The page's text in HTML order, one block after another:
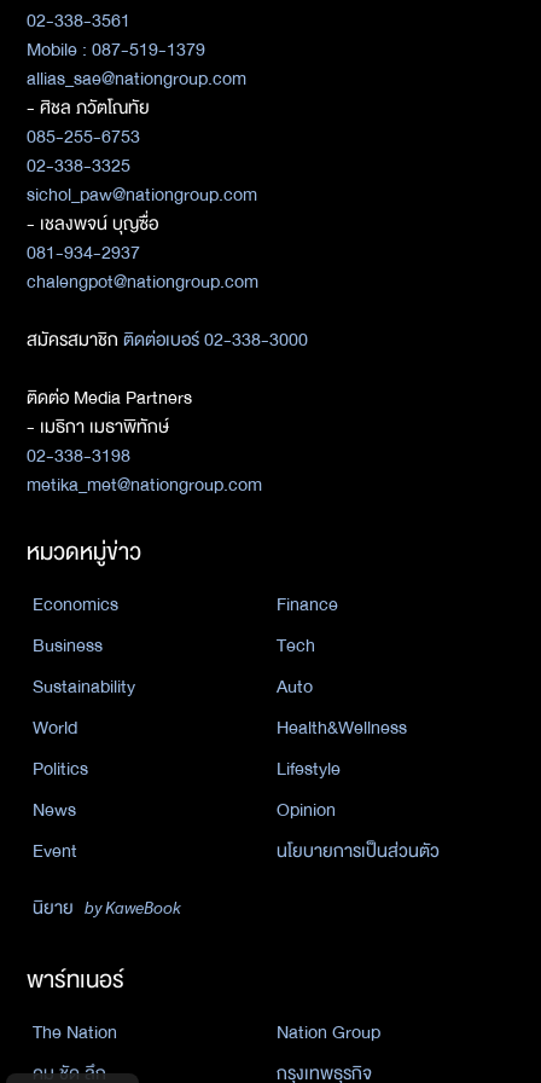
02-338-3561
Mobile : 087-519-1379
allias_sae@nationgroup.com
- ศิชล ภวัตโณทัย
085-255-6753
02-338-3325
sichol_paw@nationgroup.com
- เชลงพจน์ บุญซื่อ
081-934-2937
chalengpot@nationgroup.com
สมัครสมาชิกติดต่อเบอร์ 02-338-3000
ติดต่อ Media Partners
- เมธิกา เมธาพิทักษ์
02-338-3198
metika_met@nationgroup.com
หมวดหมู่ข่าว
Economics
Finance
Business
Tech
Sustainability
Auto
World
Health&Wellness
Politics
Lifestyle
News
Opinion
Event
นโยบายการเป็นส่วนตัว
นิยาย by KaweBook
พาร์ทเนอร์
The Nation
Nation Group
คม ชัด ลึก
กรุงเทพธุรกิจ